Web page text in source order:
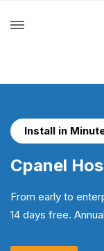
Install in
Cpanel
From early to
14 days free.